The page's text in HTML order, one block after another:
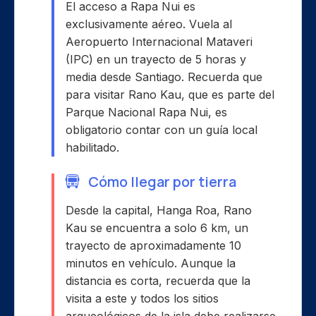
El acceso a Rapa Nui es
exclusivamente aéreo. Vuela al
Aeropuerto Internacional Mataveri
(IPC) en un trayecto de 5 horas y
media desde Santiago. Recuerda que
para visitar Rano Kau, que es parte del
Parque Nacional Rapa Nui, es
obligatorio contar con un guía local
habilitado.
Cómo llegar por tierra
Desde la capital, Hanga Roa, Rano
Kau se encuentra a solo 6 km, un
trayecto de aproximadamente 10
minutos en vehículo. Aunque la
distancia es corta, recuerda que la
visita a este y todos los sitios